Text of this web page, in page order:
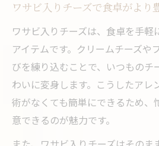
ワサビ入りチーズで食卓がより
ワサビ入りチーズは、食卓を手軽
アイテムです。クリームチーズや
びを練り込むことで、いつものチ
わいに変身します。こうしたアレ
術がなくても簡単にできるため、
意できるのが魅力です。